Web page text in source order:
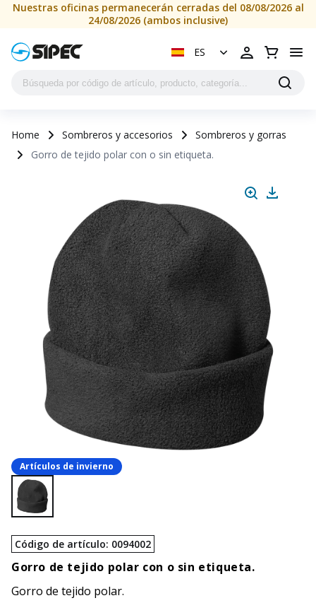
Nuestras oficinas permanecerán cerradas del 08/08/2026 al
24/08/2026 (ambos inclusive)
ES
Home Sombreros y accesorios
Sombreros y gorras
Gorro de tejido polar con o sin etiqueta.
Artículos de invierno
Código de artículo: 0094002
Gorro de tejido polar con o sin etiqueta.
Gorro de tejido polar.